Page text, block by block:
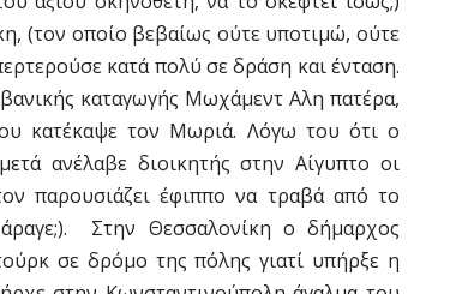
(τον οποίο βεβαίως ούτε υποτιμώ, ούτε
κατά πολύ σε δράση και ένταση.
καταγωγής Μωχάμεντ Αλη πατέρα,
κατέκαψε τον Μωριά. Λόγω του ότι ο
ανέλαβε διοικητής στην Αίγυπτο οι
παρουσιάζει έφιππο να τραβά από το
Στην Θεσσαλονίκη ο δήμαρχος
σε δρόμο της πόλης γιατί υπήρξε η